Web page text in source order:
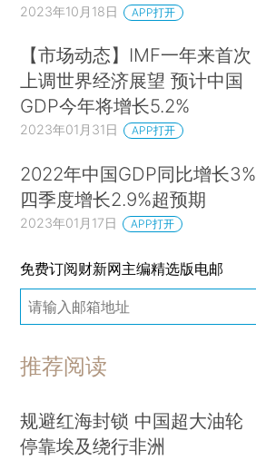
2023年10月18日 APP打开
【市场动态】IMF一年来首次
上调世界经济展望 预计中国
GDP今年将增长5.2%
2023年01月31日 APP打开
2022年中国GDP同比增长3%
四季度增长2.9%超预期
2023年01月17日 APP打开
免费订阅财新网主编精选版电邮
推荐阅读
规避红海封锁 中国超大油轮
停靠埃及绕行非洲